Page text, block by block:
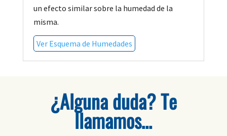
un efecto similar sobre la humedad de la
misma.
Ver Esquema de Humedades
¿Alguna duda? Te
llamamos…